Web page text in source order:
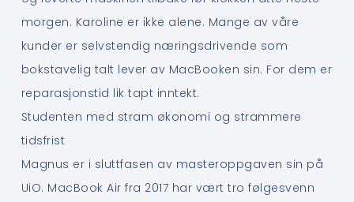
morgen. Karoline er ikke alene. Mange av våre
kunder er selvstendig næringsdrivende som
bokstavelig talt lever av MacBooken sin. For dem er
reparasjonstid lik tapt inntekt.
Studenten med stram økonomi og strammere
tidsfrist
Magnus er i sluttfasen av masteroppgaven sin på
UiO. MacBook Air fra 2017 har vært tro følgesvenn